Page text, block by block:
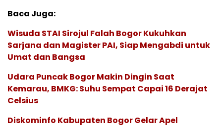
Baca Juga:
Wisuda STAI Sirojul Falah Bogor Kukuhkan
Sarjana dan Magister PAI, Siap Mengabdi untuk
Umat dan Bangsa
Udara Puncak Bogor Makin Dingin Saat
Kemarau, BMKG: Suhu Sempat Capai 16 Derajat
Celsius
Diskominfo Kabupaten Bogor Gelar Apel